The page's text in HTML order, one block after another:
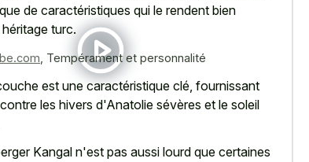
de caractéristiques qui le rendent bien
turc.
Tempérament et personnalité
est une caractéristique clé, fournissant
les hivers d'Anatolie sévères et le soleil
Kangal n'est pas aussi lourd que certaines